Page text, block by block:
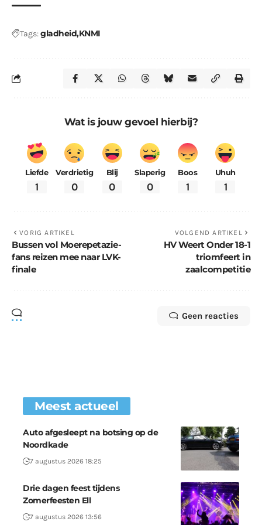
Tags:gladheidKNMI
Wat is jouw gevoel hierbij?
Liefde
1
Verdrietig
0
Blij
0
Slaperig
0
Boos
1
Uhuh
1
VORIG ARTIKEL
Bussen vol Moerepetazie-
fans reizen mee naar LVK-
finale
VOLGEND ARTIKEL
HV Weert Onder 18-1
triomfeert in
zaalcompetitie
Geen reacties
Meest actueel
Auto afgesleept na botsing op de
Noordkade
7 augustus 2026 18:25
Drie dagen feest tijdens
Zomerfeesten Ell
7 augustus 2026 13:56